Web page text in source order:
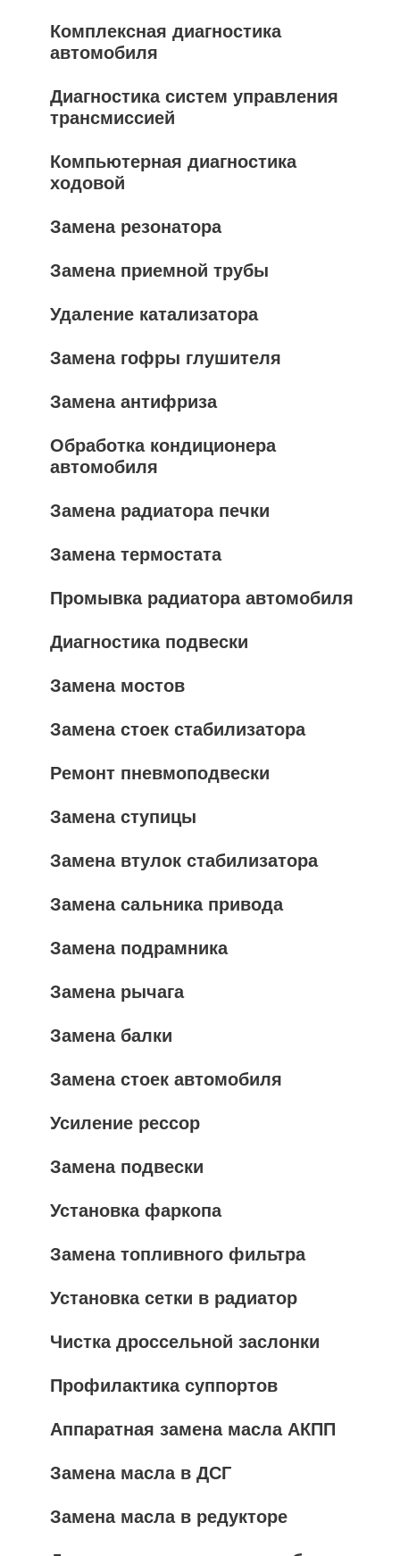
Комплексная диагностика
автомобиля
Диагностика систем управления
трансмиссией
Компьютерная диагностика
ходовой
Замена резонатора
Замена приемной трубы
Удаление катализатора
Замена гофры глушителя
Замена антифриза
Обработка кондиционера
автомобиля
Замена радиатора печки
Замена термостата
Промывка радиатора автомобиля
Диагностика подвески
Замена мостов
Замена стоек стабилизатора
Ремонт пневмоподвески
Замена ступицы
Замена втулок стабилизатора
Замена сальника привода
Замена подрамника
Замена рычага
Замена балки
Замена стоек автомобиля
Усиление рессор
Замена подвески
Установка фаркопа
Замена топливного фильтра
Установка сетки в радиатор
Чистка дроссельной заслонки
Профилактика суппортов
Аппаратная замена масла АКПП
Замена масла в ДСГ
Замена масла в редукторе